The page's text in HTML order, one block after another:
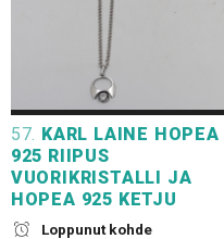
57. KARL LAINE HOPEA
925 RIIPUS
VUORIKRISTALLI JA
HOPEA 925 KETJU
Loppunut kohde